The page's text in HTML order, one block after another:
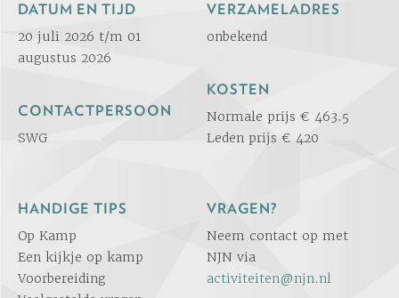
DATUM EN TIJD
20 juli 2026 t/m 01
augustus 2026
CONTACTPERSOON
SWG
VERZAMELADRES
onbekend
KOSTEN
Normale prijs € 463.5
Leden prijs € 420
HANDIGE TIPS
Op Kamp
Een kijkje op kamp
Voorbereiding
VRAGEN?
Neem contact op met
NJN via
activiteiten@njn.nl